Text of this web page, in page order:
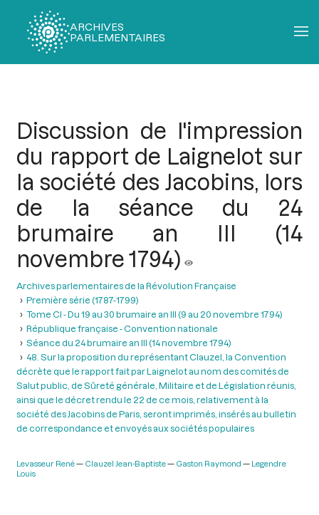
ARCHIVES
PARLEMENTAIRES
Discussion de l'impression
du rapport de Laignelot sur
la société des Jacobins, lors
de la séance du 24
brumaire an III (14
novembre 1794)
Archives parlementaires de la Révolution Française
Première série (1787-1799)
Tome CI - Du 19 au 30 brumaire an III (9 au 20 novembre 1794)
République française - Convention nationale
Séance du 24 brumaire an III (14 novembre 1794)
48. Sur la proposition du représentant Clauzel, la Convention
décrète que le rapport fait par Laignelot au nom des comités de
Salut public, de Sûreté générale, Militaire et de Législation réunis,
ainsi que le décret rendu le 22 de ce mois, relativement à la
société des Jacobins de Paris, seront imprimés, insérés au bulletin
de correspondance et envoyés aux sociétés populaires
Levasseur René Clauzel Jean-Baptiste Gaston Raymond
Legendre
Louis